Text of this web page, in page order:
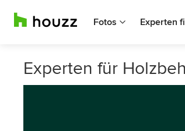
Fotos Experten
Experten für